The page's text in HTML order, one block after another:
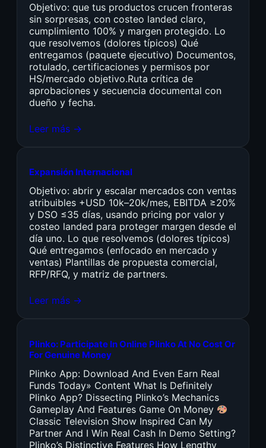
Objetivo: que tus productos crucen fronteras
sin sorpresas, con costeo landed claro,
cumplimiento 100% y margen protegido. Lo
que resolvemos (dolores típicos) Qué
entregamos (paquete ejecutivo) Documentos,
rotulado, certificaciones y permisos por
HS/mercado objetivo.Ruta crítica de
aprobaciones y secuencia documental con
dueño y fecha.
Leer más →
Expansión Internacional
Objetivo: abrir y escalar mercados con ventas
atribuibles +USD 10k–20k/mes, EBITDA ≥20%
y DSO ≤35 días, usando pricing por valor y
costeo landed para proteger margen desde el
día uno. Lo que resolvemos (dolores típicos)
Qué entregamos (enfocado en mercado y
ventas) Plantillas de propuesta comercial,
RFP/RFQ, y matriz de partners.
Leer más →
Plinko: Participate In Online Plinko At No Cost Or
For Genuine Money
Plinko App: Download And Even Earn Real
Funds Today» Content What Is Definitely
Plinko App? Dissecting Plinko’s Mechanics
Gameplay And Features Game On Money
Classic Television Show Inspired Can My
Partner And I Win Real Cash In Demo Setting?
Plinko’s Distinctive Features How Lengthy